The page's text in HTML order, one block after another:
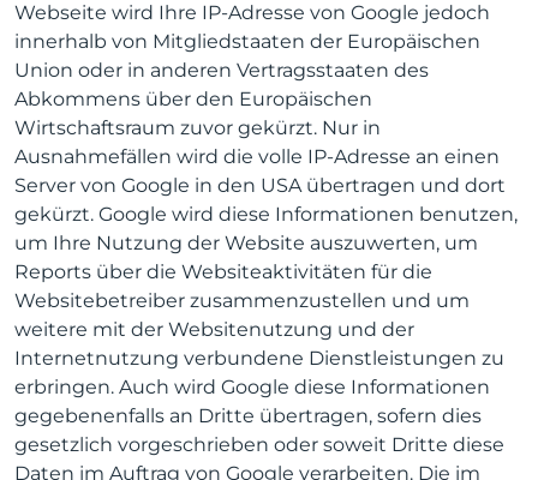
Webseite wird Ihre IP-Adresse von Google jedoch
innerhalb von Mitgliedstaaten der Europäischen
Union oder in anderen Vertragsstaaten des
Abkommens über den Europäischen
Wirtschaftsraum zuvor gekürzt. Nur in
Ausnahmefällen wird die volle IP-Adresse an einen
Server von Google in den USA übertragen und dort
gekürzt. Google wird diese Informationen benutzen,
um Ihre Nutzung der Website auszuwerten, um
Reports über die Websiteaktivitäten für die
Websitebetreiber zusammenzustellen und um
weitere mit der Websitenutzung und der
Internetnutzung verbundene Dienstleistungen zu
erbringen. Auch wird Google diese Informationen
gegebenenfalls an Dritte übertragen, sofern dies
gesetzlich vorgeschrieben oder soweit Dritte diese
Daten im Auftrag von Google verarbeiten. Die im